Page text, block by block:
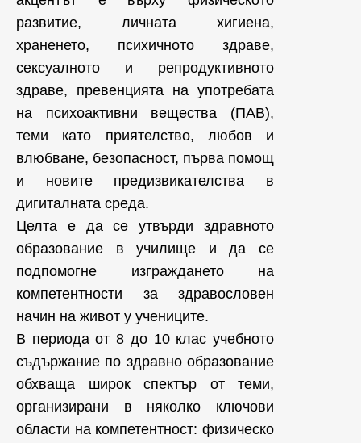
развитие, личната хигиена,
храненето, психичното здраве,
сексуалното и репродуктивното
здраве, превенцията на употребата
на психоактивни вещества (ПАВ),
теми като приятелство, любов и
влюбване, безопасност, първа помощ
и новите предизвикателства в
дигиталната среда.
Целта е да се утвърди здравното
образование в училище и да се
подпомогне изграждането на
компетентности за здравословен
начин на живот у учениците.
В периода от 8 до 10 клас учебното
съдържание по здравно образование
обхваща широк спектър от теми,
организирани в няколко ключови
области на компетентност: физическо